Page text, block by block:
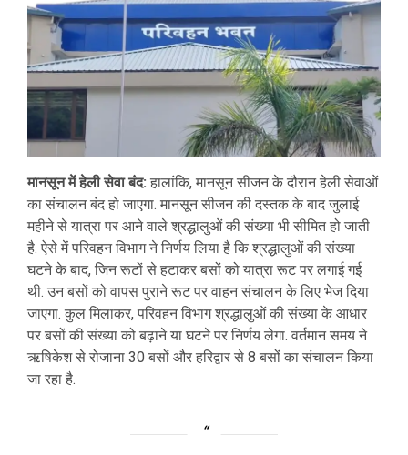
मानसून में हेली सेवा बंद: हालांकि, मानसून सीजन के दौरान हेली सेवाओं
का संचालन बंद हो जाएगा. मानसून सीजन की दस्तक के बाद जुलाई
महीने से यात्रा पर आने वाले श्रद्धालुओं की संख्या भी सीमित हो जाती
है. ऐसे में परिवहन विभाग ने निर्णय लिया है कि श्रद्धालुओं की संख्या
घटने के बाद, जिन रूटों से हटाकर बसों को यात्रा रूट पर लगाई गई
थी. उन बसों को वापस पुराने रूट पर वाहन संचालन के लिए भेज दिया
जाएगा. कुल मिलाकर, परिवहन विभाग श्रद्धालुओं की संख्या के आधार
पर बसों की संख्या को बढ़ाने या घटने पर निर्णय लेगा. वर्तमान समय ने
ऋषिकेश से रोजाना 30 बसों और हरिद्वार से 8 बसों का संचालन किया
जा रहा है.